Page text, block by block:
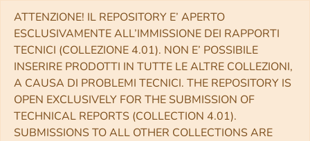
ATTENZIONE! IL REPOSITORY E’ APERTO
ESCLUSIVAMENTE ALL’IMMISSIONE DEI RAPPORTI
TECNICI (COLLEZIONE 4.01). NON E’ POSSIBILE
INSERIRE PRODOTTI IN TUTTE LE ALTRE COLLEZIONI,
A CAUSA DI PROBLEMI TECNICI. THE REPOSITORY IS
OPEN EXCLUSIVELY FOR THE SUBMISSION OF
TECHNICAL REPORTS (COLLECTION 4.01).
SUBMISSIONS TO ALL OTHER COLLECTIONS ARE